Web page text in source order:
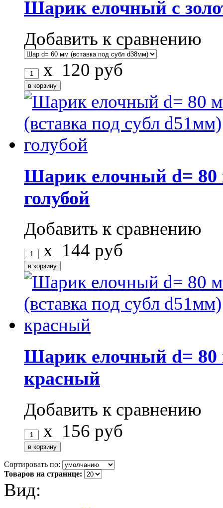
Шарик елочный с
Добавить к сравнению
x 120 руб
Шарик елочный d= 80
голубой
Добавить к сравнению
x 144 руб
Шарик елочный d= 80
красный
Добавить к сравнению
x 156 руб
Сортировать по:
Товаров на странице:
Вид: